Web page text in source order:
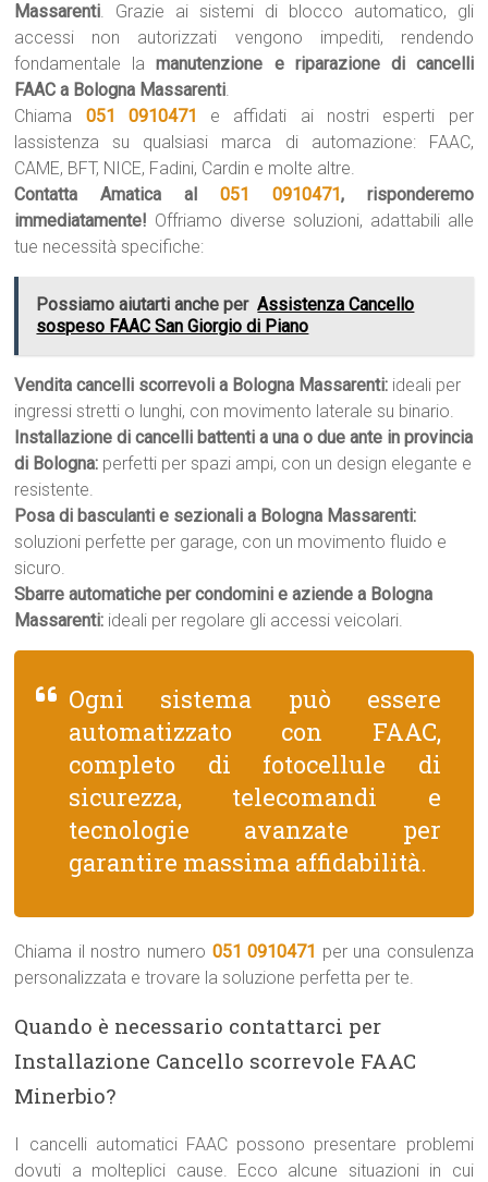
Massarenti. Grazie ai sistemi di blocco automatico, gli
accessi non autorizzati vengono impediti, rendendo
fondamentale lamanutenzione e riparazione di cancelli
FAAC a Bologna Massarenti.
Chiama 051 0910471
e affidati ai nostri esperti per
lassistenza su qualsiasi marca di automazione: FAAC,
CAME, BFT, NICE, Fadini, Cardin e molte altre.
Contatta Amatica al 051 0910471, risponderemo
immediatamente! Offriamo diverse soluzioni, adattabili alle
tue necessità specifiche:
Possiamo aiutarti anche per Assistenza Cancello
sospeso FAAC San Giorgio di Piano
Vendita cancelli scorrevoli a Bologna Massarenti: ideali per
ingressi stretti o lunghi, con movimento laterale su binario.
Installazione di cancelli battenti a una o due ante in provincia
di Bologna: perfetti per spazi ampi, con un design elegante e
resistente.
Posa di basculanti e sezionali a Bologna Massarenti:
soluzioni perfette per garage, con un movimento fluido e
sicuro.
Sbarre automatiche per condomini e aziende a Bologna
Massarenti: ideali per regolare gli accessi veicolari.
Ogni sistema può essere
automatizzato con FAAC,
completo di fotocellule di
sicurezza, telecomandi e
tecnologie avanzate per
garantire massima affidabilità.
Chiama il nostro numero 051 0910471 per una consulenza
personalizzata e trovare la soluzione perfetta per te.
Quando è necessario contattarci per
Installazione Cancello scorrevole FAAC
Minerbio?
I cancelli automatici FAAC possono presentare problemi
dovuti a molteplici cause. Ecco alcune situazioni in cui